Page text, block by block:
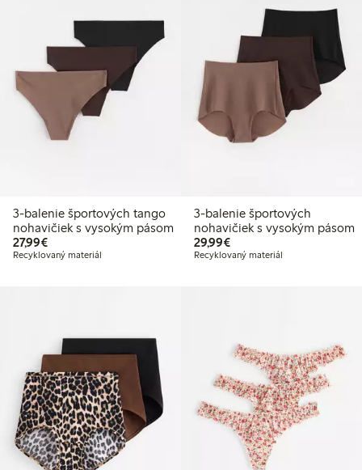
3-balenie športových tango
nohavičiek s vysokým pásom
27,99€27,99 €
Recyklovaný materiál
3-balenie športových
nohavičiek s vysokým pásom
29,99€29,99 €
Recyklovaný materiál